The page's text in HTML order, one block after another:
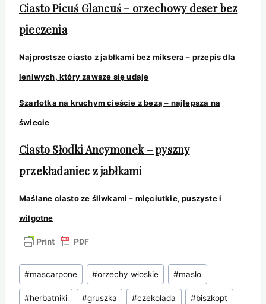
Ciasto Picuś Glancuś – orzechowy deser bez
pieczenia
Najprostsze ciasto z jabłkami bez miksera – przepis dla
leniwych, który zawsze się udaje
Szarlotka na kruchym cieście z bezą – najlepsza na
świecie
Ciasto Słodki Ancymonek – pyszny
przekładaniec z jabłkami
Maślane ciasto ze śliwkami – mięciutkie, puszyste i
wilgotne
Tagi
wpisu:
#mascarpone #orzechy włoskie #masło
#herbatniki #gruszka #czekolada #biszkopt